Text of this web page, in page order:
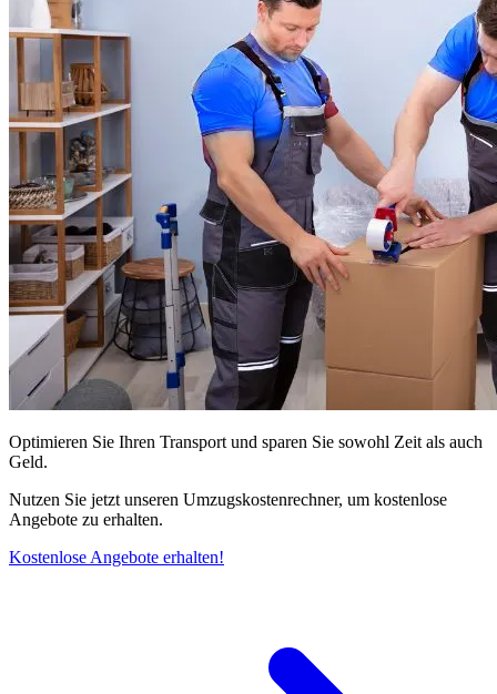
Optimieren Sie Ihren Transport und sparen Sie sowohl Zeit als auch
Geld.
Nutzen Sie jetzt unseren Umzugskostenrechner, um kostenlose
Angebote zu erhalten.
Kostenlose Angebote erhalten!